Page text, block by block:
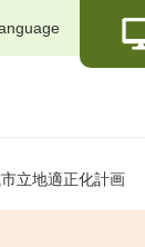
立地適正化計画